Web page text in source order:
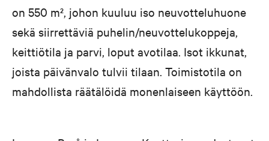
on 550 m², johon kuuluu iso neuvottelu­­huone
sekä siirrettäviä puhelin/neuvottelukoppeja,
keittiötila ja parvi, loput avotilaa. Isot ­­ikkunat,
joista päivänvalo tulvii tilaan. Toimisto­tila on
mahdollista räätälöidä monen­laiseen käyttöön.